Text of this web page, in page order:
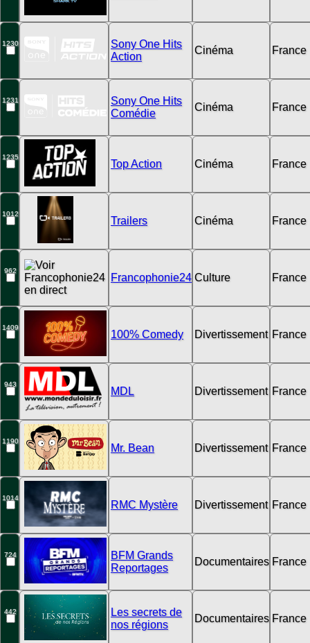
1230
Sony One Hits
Action
Cinéma France
1231
Sony One Hits
Comédie
Cinéma France
1235
Top Action Cinéma France
1012
Trailers Cinéma France
962
Francophonie24 Culture France
1409
100% Comedy Divertissement France
943
MDL Divertissement France
1190
Mr. Bean Divertissement France
1014
RMC Mystère Divertissement France
724
BFM Grands
Reportages
Documentaires France
442
Les secrets de
nos régions
Documentaires France